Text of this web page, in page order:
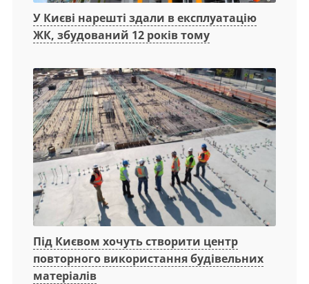
У Києві нарешті здали в експлуатацію
ЖК, збудований 12 років тому
Під Києвом хочуть створити центр
повторного використання будівельних
матеріалів